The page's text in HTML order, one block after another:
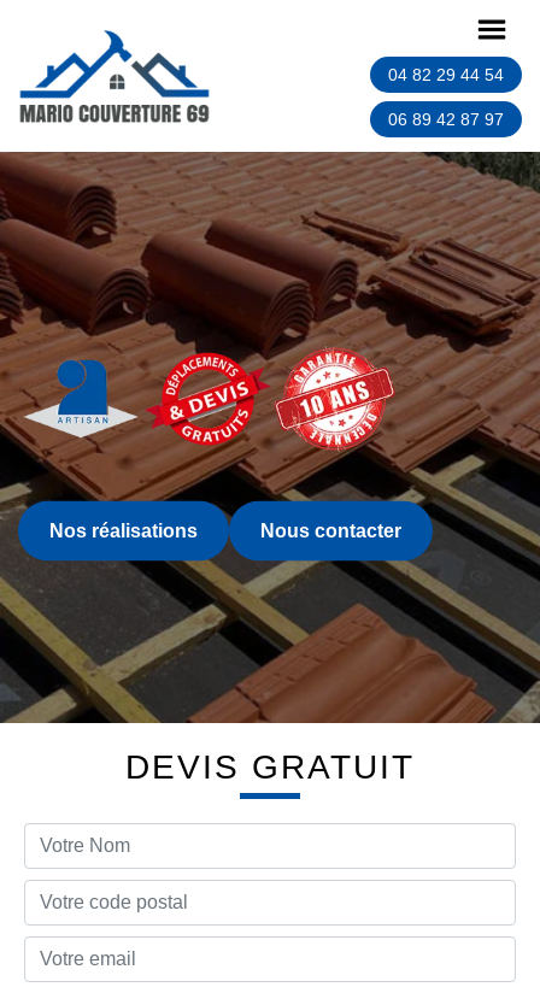
04 82 29 44 54
06 89 42 87 97
Nos réalisations Nous contacter
DEVIS GRATUIT